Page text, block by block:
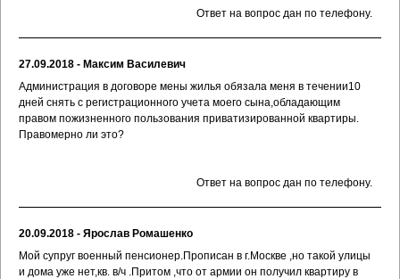
Ответ на вопрос дан по телефону.
27.09.2018 - Максим Василевич
Администрация в договоре мены жилья обязала меня в течении10
дней снять с регистрационного учета моего сына,обладающим
правом пожизненного пользования приватизированной квартиры.
Правомерно ли это?
Ответ на вопрос дан по телефону.
20.09.2018 - Ярослав Ромашенко
Мой супруг военный пенсионер.Прописан в г.Москве ,но такой улицы
и дома уже нет,кв. в/ч .Притом ,что от армии он получил квартиру в